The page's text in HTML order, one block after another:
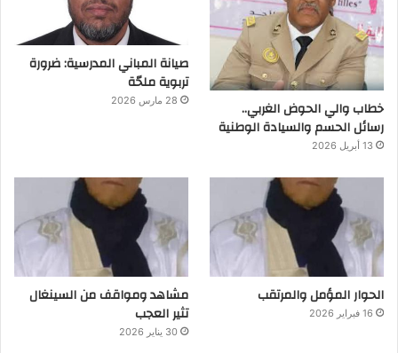
خطاب والي الحوض الغربي..
رسائل الحسم والسيادة الوطنية
13 أبريل 2026
صيانة المباني المدرسية: ضرورة
تربوية ملحّة
28 مارس 2026
الحوار المؤمل والمرتقب
16 فبراير 2026
مشاهد ومواقف من السينغال
تثير العجب
30 يناير 2026